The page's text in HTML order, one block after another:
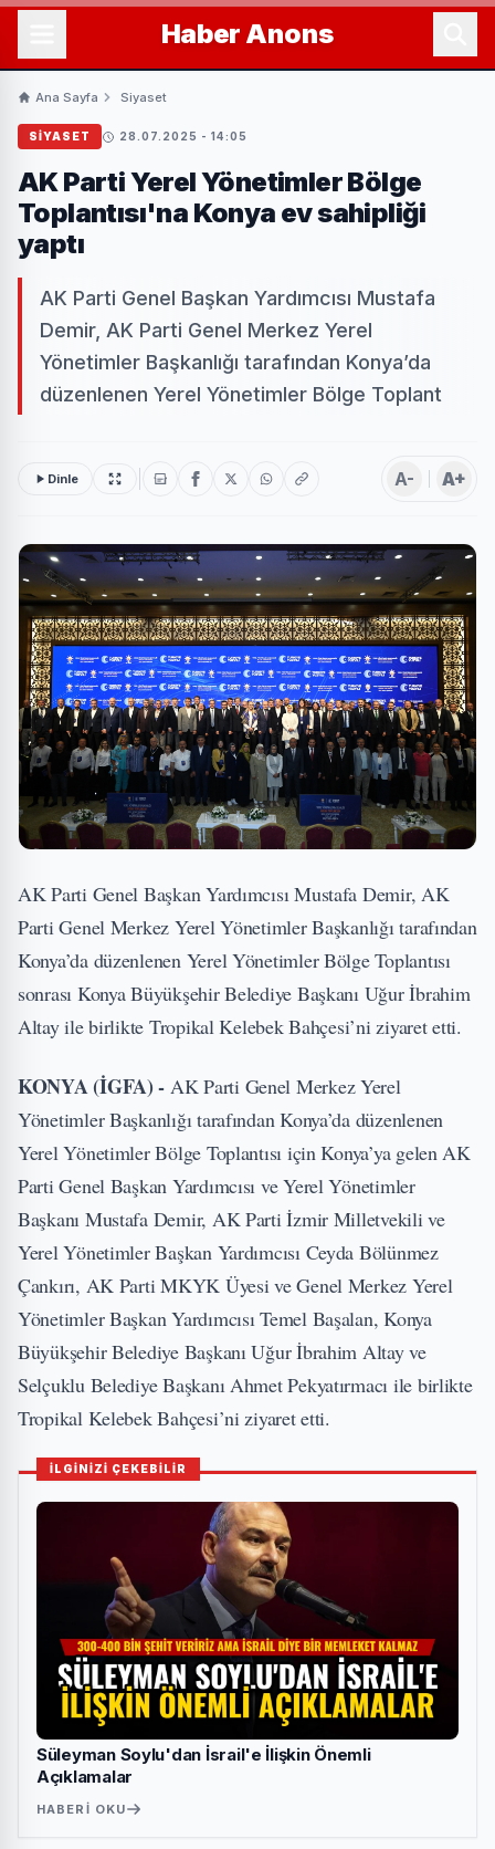
Haber Anons
Ana Sayfa Siyaset
SIYASET 28.07.2025 - 14:05
AK Parti Yerel Yönetimler Bölge
Toplantısı'na Konya ev sahipliği
yaptı
AK Parti Genel Başkan Yardımcısı Mustafa
Demir, AK Parti Genel Merkez Yerel
Yönetimler Başkanlığı tarafından Konya’da
düzenlenen Yerel Yönetimler Bölge Toplant
Dinle A- A+
AK Parti Genel Başkan Yardımcısı Mustafa Demir, AK
Parti Genel Merkez Yerel Yönetimler Başkanlığı tarafından
Konya’da düzenlenen Yerel Yönetimler Bölge Toplantısı
sonrası Konya Büyükşehir Belediye Başkanı Uğur İbrahim
Altay ile birlikte Tropikal Kelebek Bahçesi’ni ziyaret etti.
KONYA (İGFA) - AK Parti Genel Merkez Yerel
Yönetimler Başkanlığı tarafından Konya’da düzenlenen
Yerel Yönetimler Bölge Toplantısı için Konya’ya gelen AK
Parti Genel Başkan Yardımcısı ve Yerel Yönetimler
Başkanı Mustafa Demir, AK Parti İzmir Milletvekili ve
Yerel Yönetimler Başkan Yardımcısı Ceyda Bölünmez
Çankırı, AK Parti MKYK Üyesi ve Genel Merkez Yerel
Yönetimler Başkan Yardımcısı Temel Başalan, Konya
Büyükşehir Belediye Başkanı Uğur İbrahim Altay ve
Selçuklu Belediye Başkanı Ahmet Pekyatırmacı ile birlikte
Tropikal Kelebek Bahçesi’ni ziyaret etti.
İLGİNİZİ ÇEKEBİLİR
Süleyman Soylu'dan İsrail'e İlişkin Önemli
Açıklamalar
HABERI OKU